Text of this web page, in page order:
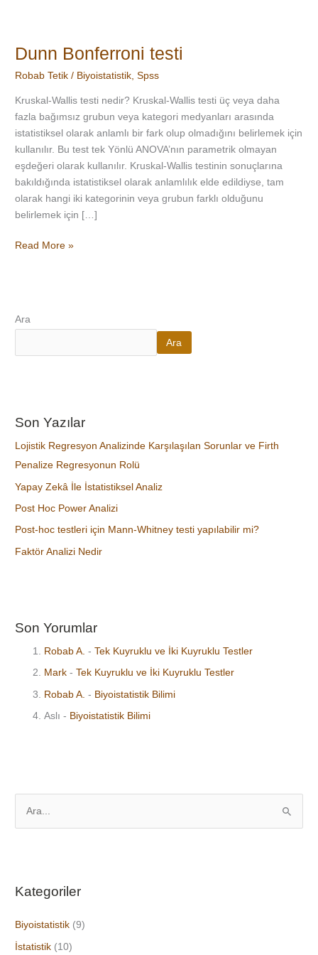
Dunn Bonferroni testi
Robab Tetik/ Biyoistatistik ,Spss
Kruskal-Wallis testi nedir? Kruskal-Wallis testi üç veya daha
fazla bağımsız grubun veya kategori medyanları arasında
istatistiksel olarak anlamlı bir fark olup olmadığını belirlemek için
kullanılır. Bu test tek Yönlü ANOVA’nın parametrik olmayan
eşdeğeri olarak kullanılır. Kruskal-Wallis testinin sonuçlarına
bakıldığında istatistiksel olarak anlamlılık elde edildiyse, tam
olarak hangi iki kategorinin veya grubun farklı olduğunu
belirlemek için […]
Read More »
Ara
Ara
Son Yazılar
Lojistik Regresyon Analizinde Karşılaşılan Sorunlar ve Firth
Penalize Regresyonun Rolü
Yapay Zekâ İle İstatistiksel Analiz
Post Hoc Power Analizi
Post-hoc testleri için Mann-Whitney testi yapılabilir mi?
Faktör Analizi Nedir
Son Yorumlar
Robab A. -Tek Kuyruklu ve İki Kuyruklu Testler
Mark -Tek Kuyruklu ve İki Kuyruklu Testler
Robab A. - Biyoistatistik Bilimi
Aslı - Biyoistatistik Bilimi
c
f
o
Kategoriler
Biyoistatistik (9)
İstatistik (10)